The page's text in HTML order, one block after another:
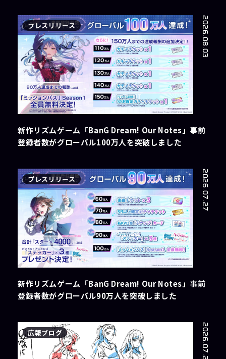
プレスリリース 2026.08.03
新作リズムゲーム「BanG Dream! Our Notes」事前
登録者数がグローバル100万人を突破しました
プレスリリース 2026.07.27
新作リズムゲーム「BanG Dream! Our Notes」事前
登録者数がグローバル90万人を突破しました
広報ブログ 2026.07.24